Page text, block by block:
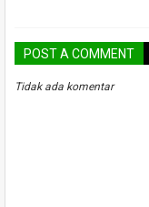
POST A COMMENT
Tidak ada komentar